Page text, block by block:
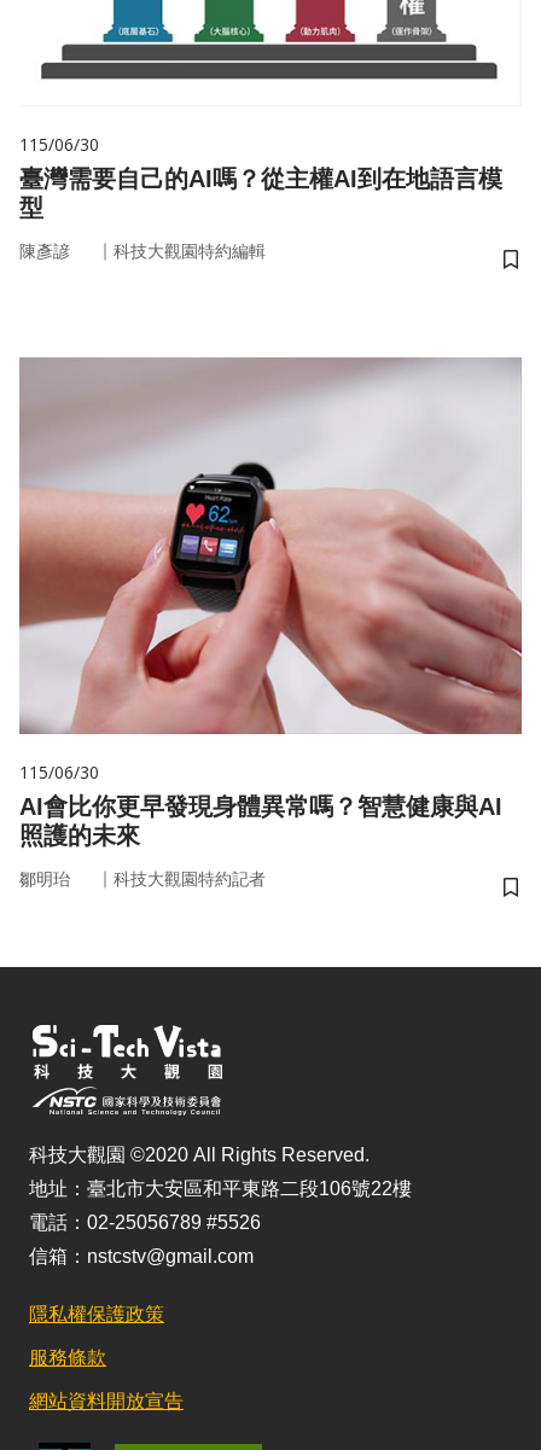
115/06/30
臺灣需要自己的AI嗎？從主權AI到在地語言模
型
陳彥諺 ｜ 科技大觀園特約編輯
儲
115/06/30
AI會比你更早發現身體異常嗎？智慧健康與AI
照護的未來
鄒明珆 ｜ 科技大觀園特約記者
儲
科技大觀園 ©2020 All Rights Reserved.
地址：臺北市大安區和平東路二段106號22樓
電話：02-25056789 #5526
信箱：nstcstv@gmail.com
隱私權保護政策
服務條款
網站資料開放宣告